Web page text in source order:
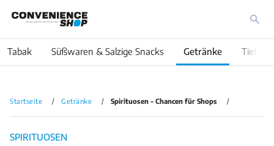
Tabak Süßwaren & Salzige Snacks Getränke
Startseite Getränke Spirituosen - Chancen für Shops
SPIRITUOSEN